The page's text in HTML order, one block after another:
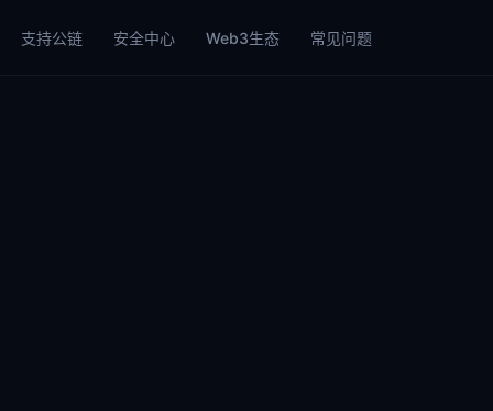
支持公链 安全中心 Web3生态 常见问题